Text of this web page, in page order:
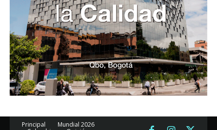
Principal
Mundial 2026